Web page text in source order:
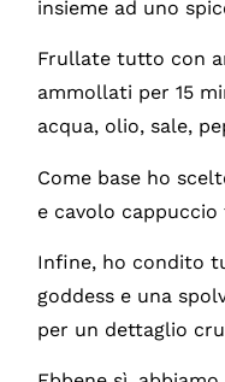
insieme ad uno
Frullate tutto con
ammollati per 15
acqua, olio, sale,
Come base ho
e cavolo
Infine, ho condito
goddess e una
per un dettaglio